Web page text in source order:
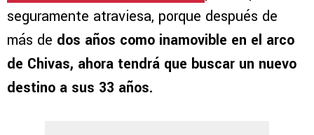
seguramente atraviesa, porque después de
más de dos años como inamovible en el arco
de Chivas, ahora tendrá que buscar un nuevo
destino a sus 33 años.